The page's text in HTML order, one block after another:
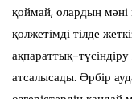
қоймай, олардың мәні
қолжетімді тілде
ақпараттық-
атсалысады. Әрбір